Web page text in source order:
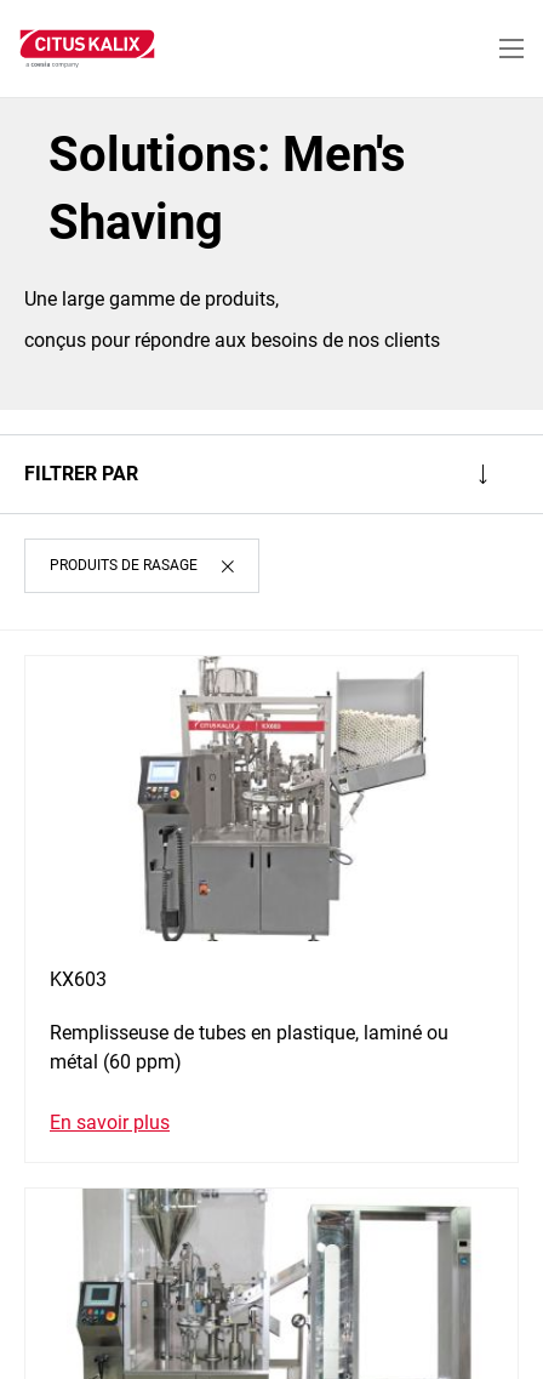
au
contenu
Solutions: Men's
Shaving
Une large gamme de produits,
conçus pour répondre aux besoins de nos clients
FILTRER PAR
PRODUITS DE RASAGE
KX603
Remplisseuse de tubes en plastique, laminé ou
métal (60 ppm)
En savoir plus